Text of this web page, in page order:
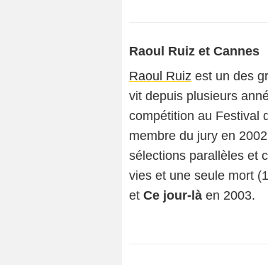
Raoul Ruiz et Cannes
Raoul Ruiz est un des
vit depuis plusieurs
compétition au Festival
membre du jury en
sélections parallèles et
vies et une seule mort
et Ce jour-là en 2003.